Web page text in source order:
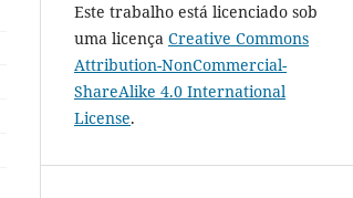
Este trabalho está licenciado sob
uma licença Creative Commons
Attribution-NonCommercial-
ShareAlike 4.0 International
License.